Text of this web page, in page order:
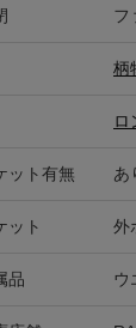
フ
柄
ロ
ット有無 あ
ット 外
品 ウ